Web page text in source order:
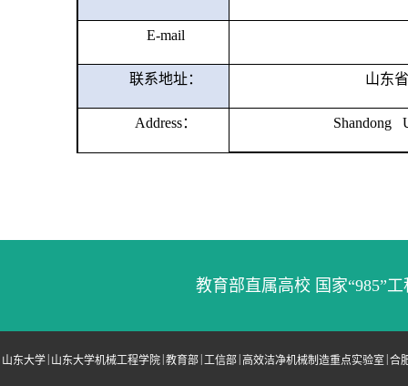
E-mail
联系地址： 山东
Address： Shandong
教育部直属高校 国家“985”
山东大学 | 山东大学机械工程学院 |教育部 | 工信部 |高效洁净机械制造重点实验室 |合